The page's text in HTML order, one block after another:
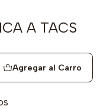
A TACS
Agregar al Carro